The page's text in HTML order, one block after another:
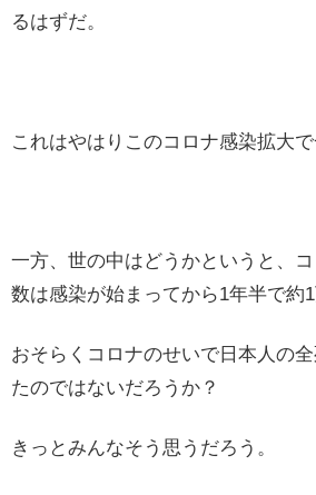
るはずだ。
これはやはりこのコロナ感染拡大で
一方、世の中はどうかというと、
数は感染が始まってから1年半で約1
おそらくコロナのせいで日本人の
たのではないだろうか？
きっとみんなそう思うだろう。